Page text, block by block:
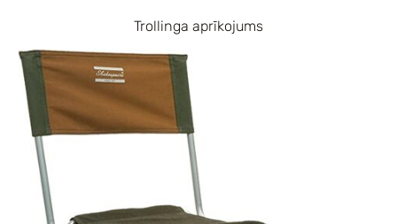
Trollinga aprīkojums